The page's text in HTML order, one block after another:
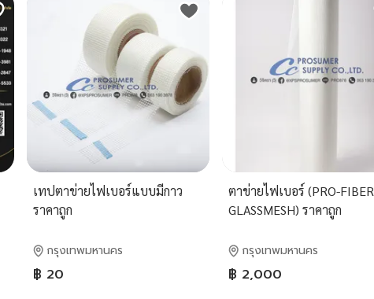
เทปตาข่ายไฟเบอร์แบบมีกาว
ราคาถูก
กรุงเทพมหานคร
฿ 20
ตาข่ายไฟเบอร์ (PRO-FIBER
GLASSMESH) ราคาถูก
กรุงเทพมหานคร
฿ 2,000